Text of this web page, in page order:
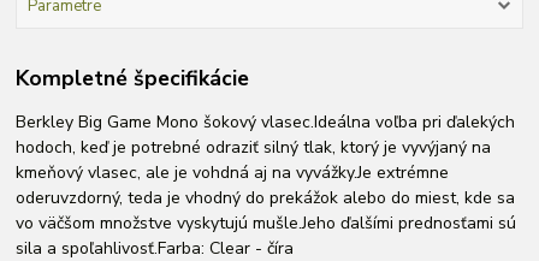
Parametre
Kompletné špecifikácie
Berkley Big Game Mono šokový vlasec.Ideálna voľba pri ďalekých
hodoch, keď je potrebné odraziť silný tlak, ktorý je vyvýjaný na
kmeňový vlasec, ale je vohdná aj na vyvážky.Je extrémne
oderuvzdorný, teda je vhodný do prekážok alebo do miest, kde sa
vo väčšom množstve vyskytujú mušle.Jeho ďalšími prednosťami sú
sila a spoľahlivosť.Farba: Clear - číra